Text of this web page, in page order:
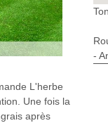
L'herbe
Une fois la
après
-